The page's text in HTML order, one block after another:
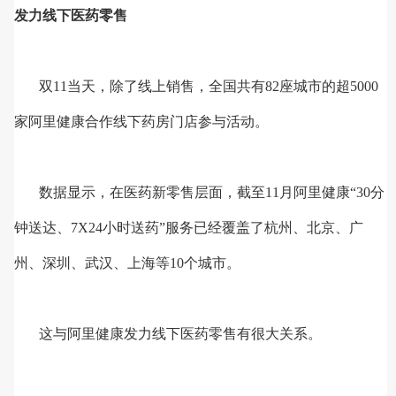
发力线下医药零售
双11当天，除了线上销售，全国共有82座城市的超5000
家阿里健康合作线下药房门店参与活动。
数据显示，在医药新零售层面，截至11月阿里健康“30分
钟送达、7X24小时送药”服务已经覆盖了杭州、北京、广
州、深圳、武汉、上海等10个城市。
这与阿里健康发力线下医药零售有很大关系。